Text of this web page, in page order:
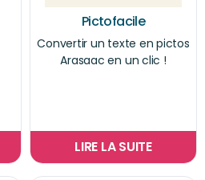
Pictofacile
Convertir un texte en pictos
Arasaac en un clic !
LIRE LA SUITE